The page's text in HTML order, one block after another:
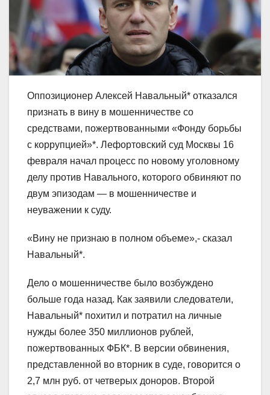
Оппозиционер Алексей Навальный* отказался
признать в вину в мошенничестве со
средствами, пожертвованными «Фонду борьбы
с коррупцией»*. Лефортовский суд Москвы 16
февраля начал процесс по новому уголовному
делу против Навального, которого обвиняют по
двум эпизодам — в мошенничестве и
неуважении к суду.
«Вину не признаю в полном объеме»,- сказал
Навальный*.
Дело о мошенничестве было возбуждено
больше года назад. Как заявили следователи,
Навальный* похитил и потратил на личные
нужды более 350 миллионов рублей,
пожертвованных ФБК*. В версии обвинения,
представленной во вторник в суде, говорится о
2,7 млн руб. от четверых доноров. Второй